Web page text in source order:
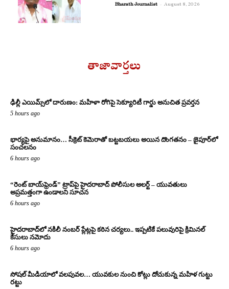
Bharath Journalist - August 8, 2026
తాజావార్తలు
ఢిల్లీ ఎయిమ్స్‌లో దారుణం: మహిళా రోగిపై సెక్యూరిటీ గార్డు అనుచిత ప్రవర్తన
5 hours ago
భార్యపై అనుమానం… సీక్రెట్ కెమెరాతో బట్టబయలు అయిన దొంగతనం – జైపూర్‌లో
సంచలనం
6 hours ago
“రెంట్ బాయ్‌ఫ్రెండ్” ట్రాప్‌పై హైదరాబాద్ పోలీసుల అలర్ట్ – యువతులు
అప్రమత్తంగా ఉండాలని సూచన
6 hours ago
హైదరాబాద్‌లో నకిలీ నంబర్ ప్లేట్లపై కఠిన చర్యలు.. ఇప్పటికే పలువురిపై క్రిమినల్
కేసులు నమోదు
6 hours ago
సోషల్ మీడియాలో వలపువల… యువకుల నుంచి కోట్లు దోచుకున్న మహిళ గుట్టు
రట్టు